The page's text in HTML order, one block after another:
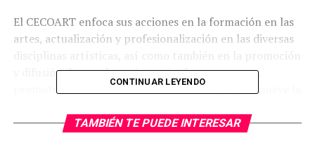
El CECOART enfoca sus acciones en la formación en las
artes, actualización y profesionalización en las diversas
disciplinas artísticas, así como también en la promoción
y difusión de creadores, investigadores, gestores,
promotores, artistas, docentes, a la vez que promueve la
de propuestas artísticas de vanguardia. Por ello y con la
CONTINUAR LEYENDO
TAMBIÉN TE PUEDE INTERESAR